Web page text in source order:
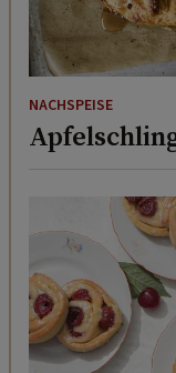
NACHSPEISE